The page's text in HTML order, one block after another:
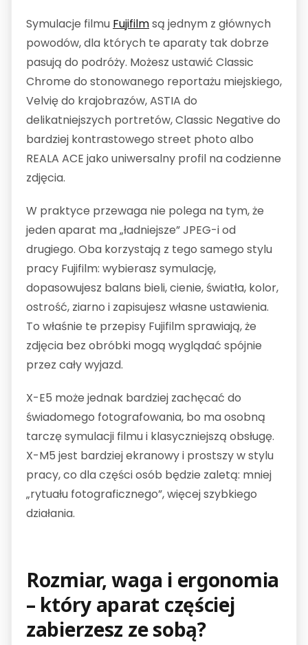
Symulacje filmu Fujifilmsą jednym z głównych
powodów, dla których te aparaty tak dobrze
pasują do podróży. Możesz ustawić Classic
Chrome do stonowanego reportażu miejskiego,
Velvię do krajobrazów, ASTIA do
delikatniejszych portretów, Classic Negative do
bardziej kontrastowego street photo albo
REALA ACE jako uniwersalny profil na codzienne
zdjęcia.
W praktyce przewaga nie polega na tym, że
jeden aparat ma „ładniejsze” JPEG-i od
drugiego. Oba korzystają z tego samego stylu
pracy Fujifilm: wybierasz symulację,
dopasowujesz balans bieli, cienie, światła, kolor,
ostrość, ziarno i zapisujesz własne ustawienia.
To właśnie te przepisy Fujifilm sprawiają, że
zdjęcia bez obróbki mogą wyglądać spójnie
przez cały wyjazd.
X-E5 może jednak bardziej zachęcać do
świadomego fotografowania, bo ma osobną
tarczę symulacji filmu i klasyczniejszą obsługę.
X-M5 jest bardziej ekranowy i prostszy w stylu
pracy, co dla części osób będzie zaletą: mniej
„rytuału fotograficznego”, więcej szybkiego
działania.
Rozmiar, waga i ergonomia
– który aparat częściej
zabierzesz ze sobą?